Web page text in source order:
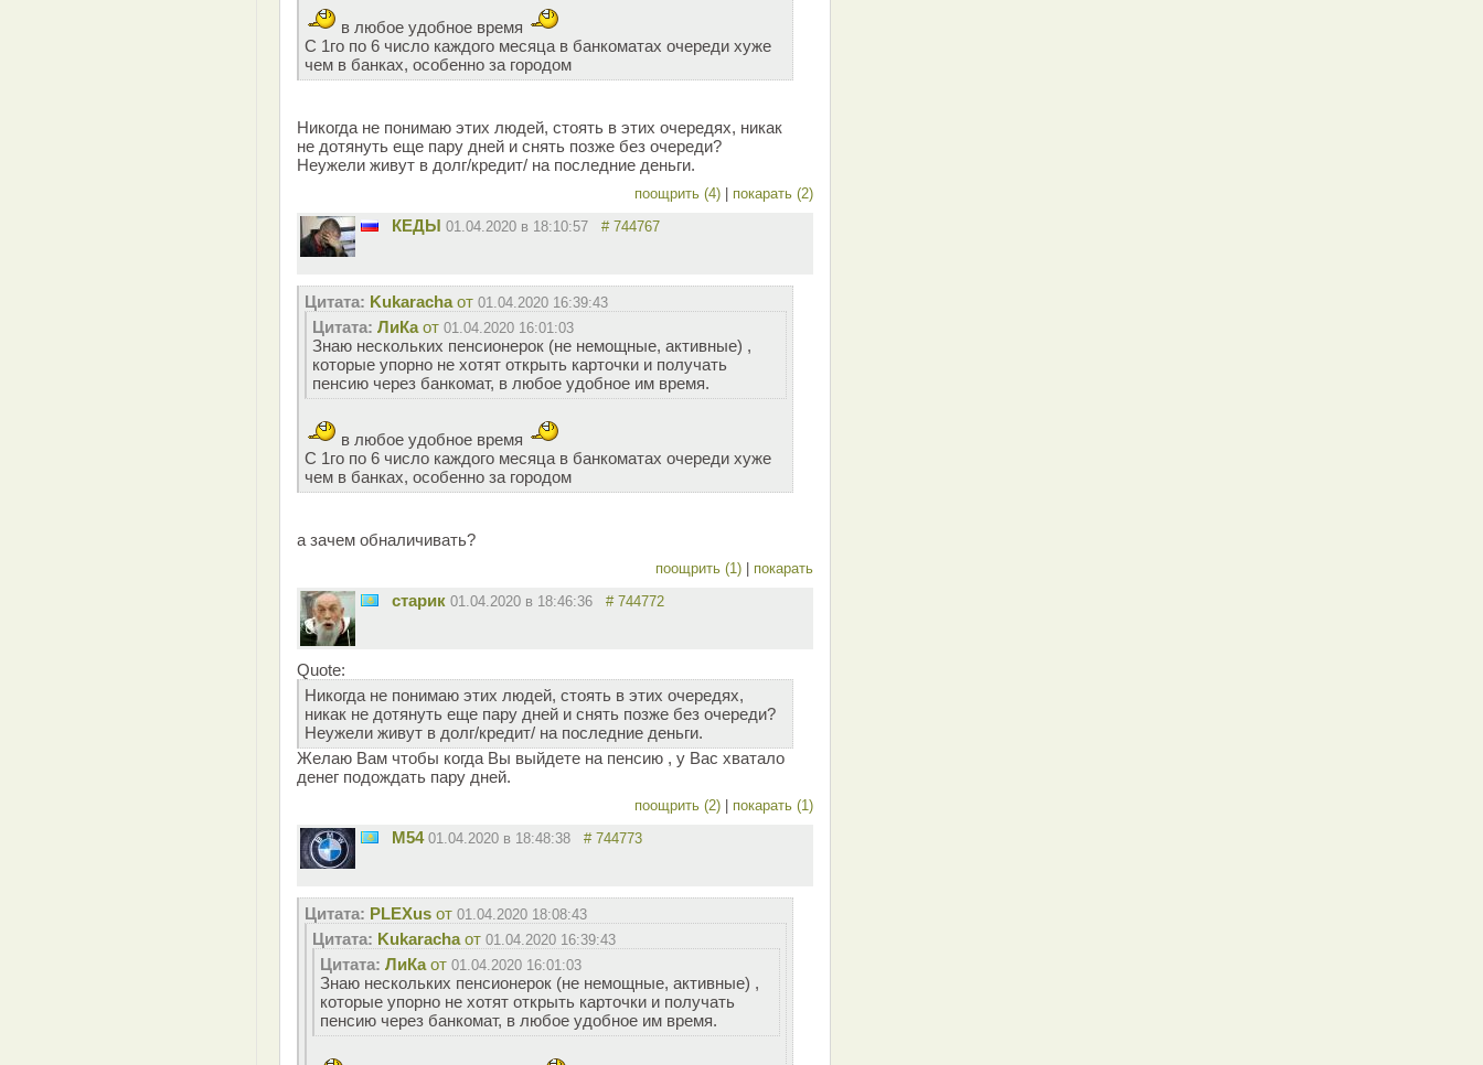
в любое удобное время
С 1го по 6 число каждого месяца в банкоматах очереди хуже
чем в банках, особенно за городом
Никогда не понимаю этих людей, стоять в этих очередях, никак
не дотянуть еще пару дней и снять позже без очереди?
Неужели живут в долг/кредит/ на последние деньги.
поощрить (4) покарать (2)
КЕДЫ 01.04.2020 в 18:10:57 # 744767
Цитата: Kukarachaот 01.04.2020 16:39:43
Цитата: ЛиКаот 01.04.2020 16:01:03
Знаю нескольких пенсионерок (не немощные, активные) ,
которые упорно не хотят открыть карточки и получать
пенсию через банкомат, в любое удобное им время.
в любое удобное время
С 1го по 6 число каждого месяца в банкоматах очереди хуже
чем в банках, особенно за городом
а зачем обналичивать?
поощрить (1) покарать
старик 01.04.2020 в 18:46:36 # 744772
Quote:
Никогда не понимаю этих людей, стоять в этих очередях,
никак не дотянуть еще пару дней и снять позже без очереди?
Неужели живут в долг/кредит/ на последние деньги.
Желаю Вам чтобы когда Вы выйдете на пенсию , у Вас хватало
денег подождать пару дней.
поощрить (2) покарать (1)
M54 01.04.2020 в 18:48:38 # 744773
Цитата: PLEXus от 01.04.2020 18:08:43
Цитата: Kukarachaот 01.04.2020 16:39:43
Цитата: ЛиКаот 01.04.2020 16:01:03
Знаю нескольких пенсионерок (не немощные, активные) ,
которые упорно не хотят открыть карточки и получать
пенсию через банкомат, в любое удобное им время.